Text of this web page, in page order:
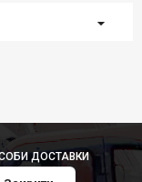
ДОСТАВКИ